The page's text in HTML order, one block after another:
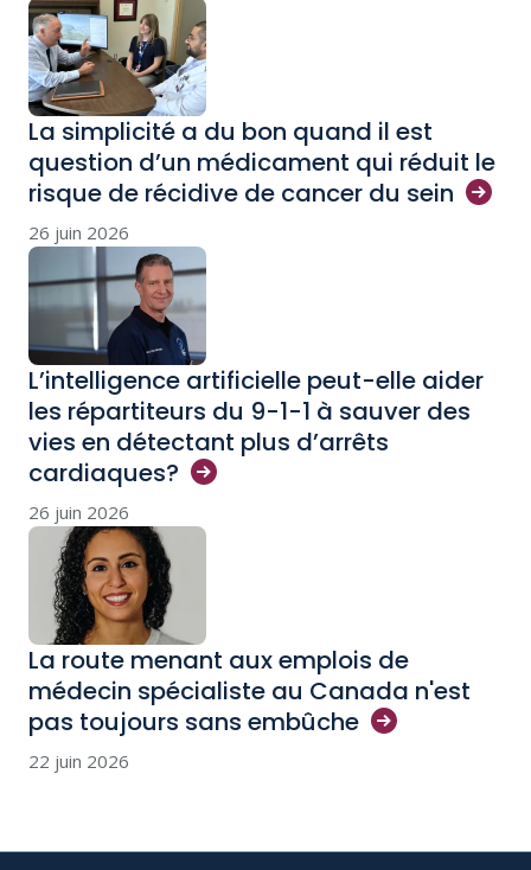
La simplicité a du bon quand il est
question d’un médicament qui réduit le
risque de récidive de cancer du sein
26 juin 2026
L’intelligence artificielle peut-elle aider
les répartiteurs du 9-1-1 à sauver des
vies en détectant plus d’arrêts
cardiaques?
26 juin 2026
La route menant aux emplois de
médecin spécialiste au Canada n'est
pas toujours sans embûche
22 juin 2026